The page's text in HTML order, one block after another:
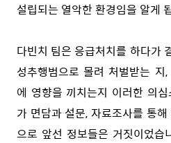
설립되는 열악한 환경임을 알게
다빈치 팀은 응급처치를 하다가
성추행범으로 몰려 처벌받는 지
에 영향을 끼치는지 이러한 의
가 면담과 설문, 자료조사를 통
으로 앞선 정보들은 거짓이었습